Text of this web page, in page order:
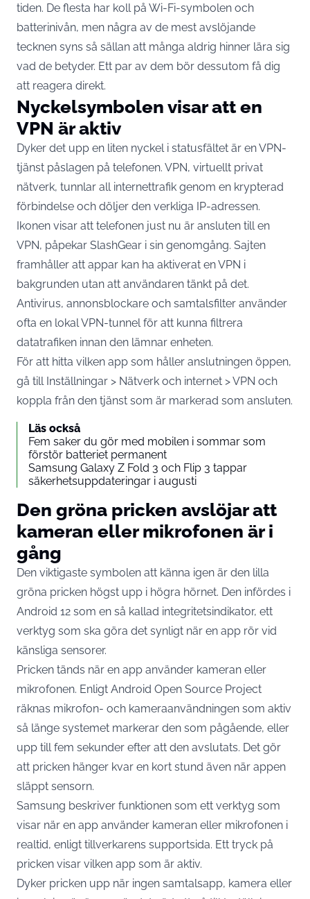
tiden. De flesta har koll på Wi-Fi-symbolen och
batterinivån, men några av de mest avslöjande
tecknen syns så sällan att många aldrig hinner lära sig
vad de betyder. Ett par av dem bör dessutom få dig
att reagera direkt.
Nyckelsymbolen visar att en
VPN är aktiv
Dyker det upp en liten nyckel i statusfältet är en VPN-
tjänst påslagen på telefonen. VPN, virtuellt privat
nätverk, tunnlar all internettrafik genom en krypterad
förbindelse och döljer den verkliga IP-adressen.
Ikonen visar att telefonen just nu är ansluten till en
VPN, påpekar SlashGear i sin genomgång. Sajten
framhåller att appar kan ha aktiverat en VPN i
bakgrunden utan att användaren tänkt på det.
Antivirus, annonsblockare och samtalsfilter använder
ofta en lokal VPN-tunnel för att kunna filtrera
datatrafiken innan den lämnar enheten.
För att hitta vilken app som håller anslutningen öppen,
gå till Inställningar > Nätverk och internet > VPN och
koppla från den tjänst som är markerad som ansluten.
Läs också
Fem saker du gör med mobilen i sommar som
förstör batteriet permanent
Samsung Galaxy Z Fold 3 och Flip 3 tappar
säkerhetsuppdateringar i augusti
Den gröna pricken avslöjar att
kameran eller mikrofonen är i
gång
Den viktigaste symbolen att känna igen är den lilla
gröna pricken högst upp i högra hörnet. Den infördes i
Android 12 som en så kallad integritetsindikator, ett
verktyg som ska göra det synligt när en app rör vid
känsliga sensorer.
Pricken tänds när en app använder kameran eller
mikrofonen. Enligt Android Open Source Project
räknas mikrofon- och kameraanvändningen som aktiv
så länge systemet markerar den som pågående, eller
upp till fem sekunder efter att den avslutats. Det gör
att pricken hänger kvar en kort stund även när appen
släppt sensorn.
Samsung beskriver funktionen som ett verktyg som
visar när en app använder kameran eller mikrofonen i
realtid, enligt tillverkarens supportsida. Ett tryck på
pricken visar vilken app som är aktiv.
Dyker pricken upp när ingen samtalsapp, kamera eller